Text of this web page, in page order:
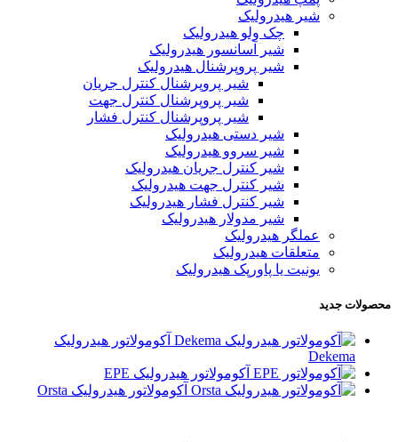
شیر هیدرولیک
چک ولو هیدرولیک
شیر آسانسور هیدرولیک
شیر پروپرشنال هیدرولیک
شیر پروپرشنال کنترل جریان
شیر پروپرشنال کنترل جهت
شیر پروپرشنال کنترل فشار
شیر دستی هیدرولیک
شیر سروو هیدرولیک
شیر کنترل جریان هیدرولیک
شیر کنترل جهت هیدرولیک
شیر کنترل فشار هیدرولیک
شیر مدولار هیدرولیک
عملگر هیدرولیک
متعلقات هیدرولیک
یونیت یا پاورپک هیدرولیک
محصولات جدید
آکومولاتور هیدرولیک
Dekema
آکومولاتور هیدرولیک EPE
آکومولاتور هیدرولیک Orsta